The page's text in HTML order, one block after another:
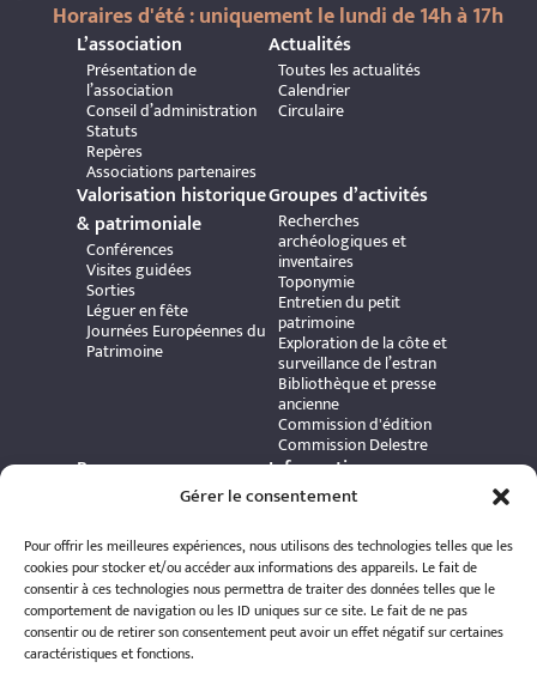
Gérer le consentement
Pour offrir les meilleures expériences, nous utilisons des technologies telles que les
cookies pour stocker et/ou accéder aux informations des appareils. Le fait de
consentir à ces technologies nous permettra de traiter des données telles que le
comportement de navigation ou les ID uniques sur ce site. Le fait de ne pas
consentir ou de retirer son consentement peut avoir un effet négatif sur certaines
caractéristiques et fonctions.
Horaires d'été : uniquement le lundi de 14h à 17h
L’association
Présentation de
l’association
Conseil d’administration
Statuts
Repères
Associations partenaires
Actualités
Toutes les actualités
Calendrier
Circulaire
Valorisation historique
& patrimoniale
Conférences
Visites guidées
Sorties
Léguer en fête
Journées Européennes du
Patrimoine
Groupes d’activités
Recherches
archéologiques et
inventaires
Toponymie
Entretien du petit
patrimoine
Exploration de la côte et
surveillance de l’estran
Bibliothèque et presse
ancienne
Commission d'édition
Commission Delestre
Ressources
Carte interactive
Publications et ouvrages
Archives patrimoniales
Bretania
Informations
pratiques
Adhérer à l’association
Politique de
confidentialité
Politique de cookies
Mentions légales
Espace éditeur